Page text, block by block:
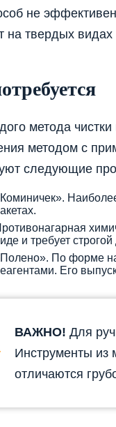
не
на твердых
метода
методом с
следующие
и требует
По форме
Его
ВАЖНО! Для
Инструменты из
отличаются